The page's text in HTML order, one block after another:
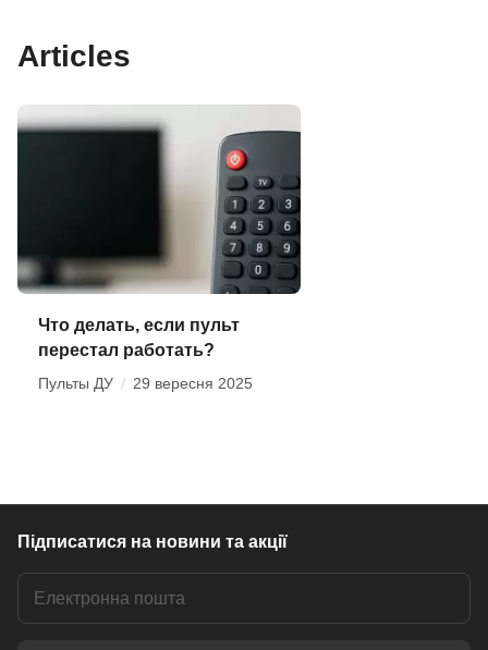
Articles
Что делать, если пульт
перестал работать?
Пульты ДУ / 29 вересня 2025
Підписатися на новини та акції